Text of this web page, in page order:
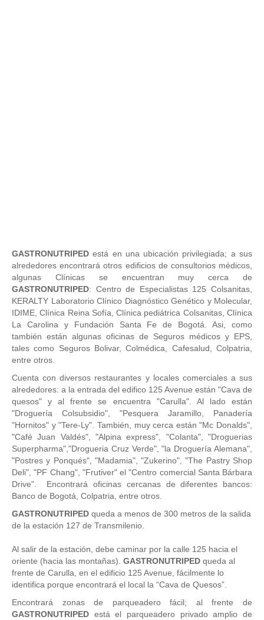
GASTRONUTRIPED está en una ubicación privilegiada; a sus
alrededores encontrará otros edificios de consultorios médicos,
algunas Clínicas se encuentran muy cerca de
GASTRONUTRIPED: Centro de Especialistas 125 Colsanitas,
KERALTY Laboratorio Clínico Diagnóstico Genético y Molecular,
IDIME, Clínica Reina Sofía, Clínica pediátrica Colsanitas, Clínica
La Carolina y Fundación Santa Fe de Bogotá. Asi, como
también están algunas oficinas de Seguros médicos y EPS,
tales como Seguros Bolivar, Colmédica, Cafesalud, Colpatria,
entre otros.
Cuenta con diversos restaurantes y locales comerciales a sus
alrededores: a la entrada del edifico 125 Avenue están "Cava de
quesos" y al frente se encuentra "Carulla". Al lado están
"Droguería Colsubsidio", "Pesquera Jaramillo, Panadería
"Hornitos" y "Tere-Ly". También, muy cerca están "Mc Donalds",
"Café Juan Valdés", "Alpina express", "Colanta", "Droguerias
Superpharma","Drogueria Cruz Verde", "la Droguería Alemana",
"Postres y Ponqués", "Madamia", "Zukerino", "The Pastry Shop
Deli", "PF Chang", "Frutiver" el "Centro comercial Santa Bárbara
Drive". Encontrará oficinas cercanas de diferentes bancos:
Banco de Bogotá, Colpatria, entre otros.
GASTRONUTRIPED queda a menos de 300 metros de la salida
de la estación 127 de Transmilenio.
Al salir de la estación, debe caminar por la calle 125 hacia el
oriente (hacia las montañas). GASTRONUTRIPED queda al
frente de Carulla, en el edificio 125 Avenue, fácilmente lo
identifica porque encontrará el local la “Cava de Quesos”.
Encontrará zonas de parqueadero fácil; al frente de
GASTRONUTRIPED está el parqueadero privado amplio de